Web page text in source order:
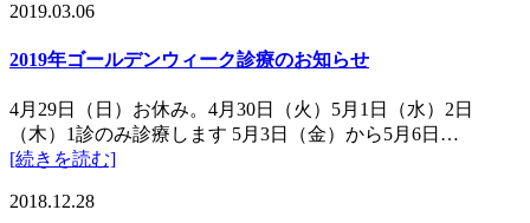
2019.03.06
2019年ゴールデンウィーク診療のお知らせ
4月29日（日）お休み。4月30日（火）5月1日（水）2日
（木）1診のみ診療します 5月3日（金）から5月6日…
[続きを読む]
2018.12.28